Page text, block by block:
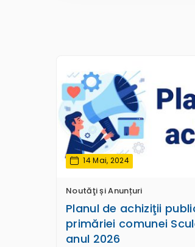
14 Mai, 2024
Noutăţi și Anunțuri
Planul de achiziţii
primăriei comunei
anul 2026